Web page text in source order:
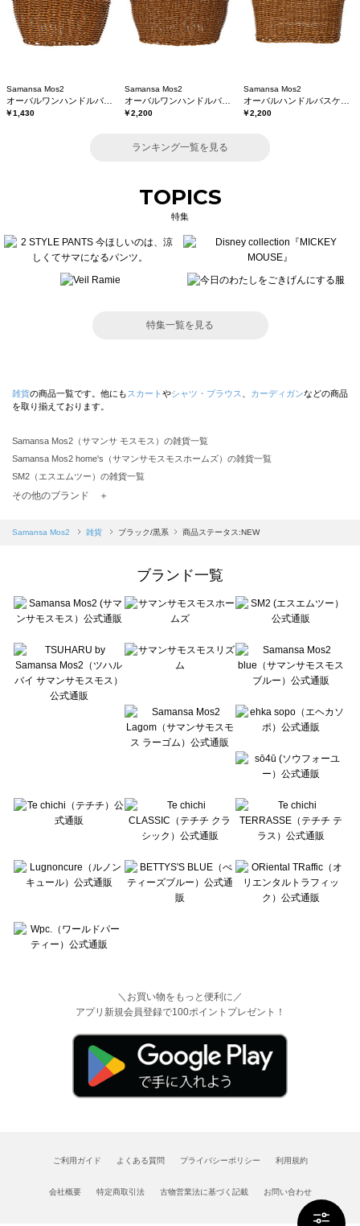
Samansa Mos2
￥1,430
Samansa Mos2
￥2,200
Samansa Mos2
￥2,200
ランキング一覧を見る
TOPICS
特集
特集一覧を見る
雑貨の商品一覧です。他にも スカート やシャツ・ブラウス カーディガンなどの商品
を取り揃えております。
Samansa Mos2（サマンサ モスモス）の雑貨一覧
Samansa Mos2 home's（サマンサモスモスホームズ）の雑貨一覧
SM2（エスエムツー）の雑貨一覧
TSUHARU by Samansa Mos2（ツハルバイサマンサモスモス）の雑貨一覧
Samansa Mos2 blue（サマンサモスモス ブルー）の雑貨一覧
sō4ū（ソウフォーユー）の雑貨一覧
Te chichi（テチチ）の雑貨一覧
Te chichi CLASSIC（テチチ クラシック）の雑貨一覧
Lugnoncure（ルノンキュール）の雑貨一覧
BETTY'S BLUE（べティーズブルー）の雑貨一覧
Wpc.（ワールドパーティー）の雑貨一覧
その他のブランド ＋
Samansa Mos2 雑貨 ブラック/黒系 商品ステータス:NEW
ブランド一覧
＼お買い物をもっと便利に／
アプリ新規会員登録で100ポイントプレゼント！
ご利用ガイド よくある質問 プライバシーポリシー 利用規約
会社概要 特定商取引法 古物営業法に基づく記載 お問い合わせ